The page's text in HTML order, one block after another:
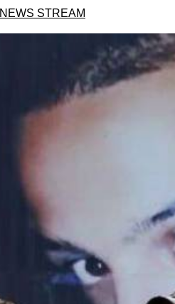
NEWS STREAM